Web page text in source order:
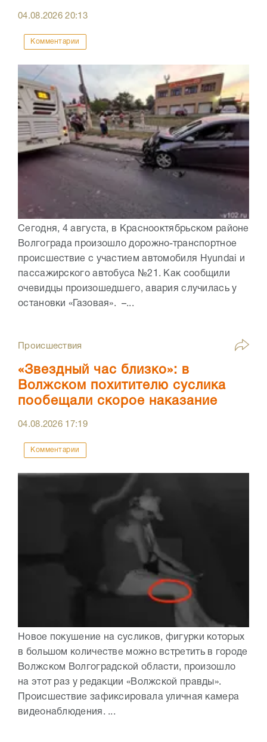
04.08.202620:13
Комментарии
Сегодня, 4 августа, в Краснооктябрьском районе
Волгограда произошло дорожно-транспортное
происшествие с участием автомобиля Hyundai и
пассажирского автобуса №21. Как сообщили
очевидцы произошедшего, авария случилась у
остановки «Газовая». –...
Происшествия
«Звездный час близко»: в
Волжском похитителю суслика
пообещали скорое наказание
04.08.2026 17:19
Комментарии
Новое покушение на сусликов, фигурки которых
в большом количестве можно встретить в городе
Волжском Волгоградской области, произошло
на этот раз у редакции «Волжской правды».
Происшествие зафиксировала уличная камера
видеонаблюдения. ...